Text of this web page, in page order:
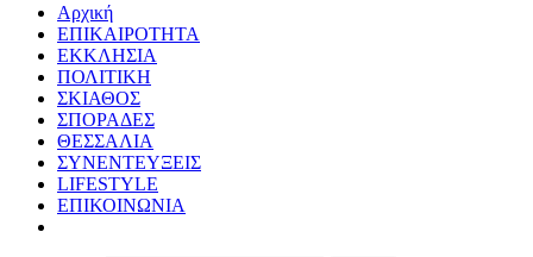
Αρχική
ΕΠΙΚΑΙΡΟΤΗΤΑ
ΕΚΚΛΗΣΙΑ
ΠΟΛΙΤΙΚΗ
ΣΚΙΑΘΟΣ
ΣΠΟΡΑΔΕΣ
ΘΕΣΣΑΛΙΑ
ΣΥΝΕΝΤΕΥΞΕΙΣ
LIFESTYLE
ΕΠΙΚΟΙΝΩΝΙΑ